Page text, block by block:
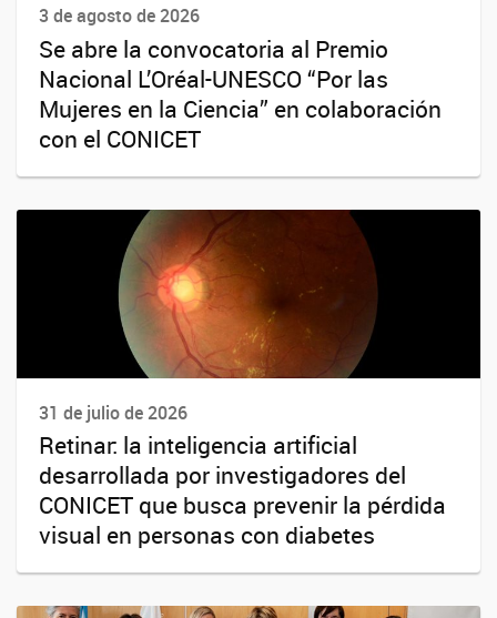
3 de agosto de 2026
Se abre la convocatoria al Premio
Nacional L’Oréal-UNESCO “Por las
Mujeres en la Ciencia” en colaboración
con el CONICET
31 de julio de 2026
Retinar: la inteligencia artificial
desarrollada por investigadores del
CONICET que busca prevenir la pérdida
visual en personas con diabetes